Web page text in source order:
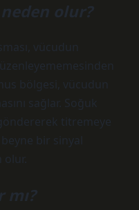
olur?
vücudun
bölgesi, vücudun
sağlar. Soğuk
titremeye
beyne bir sinyal